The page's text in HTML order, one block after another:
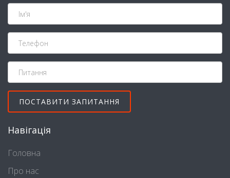
Навігація
Головна
Про нас